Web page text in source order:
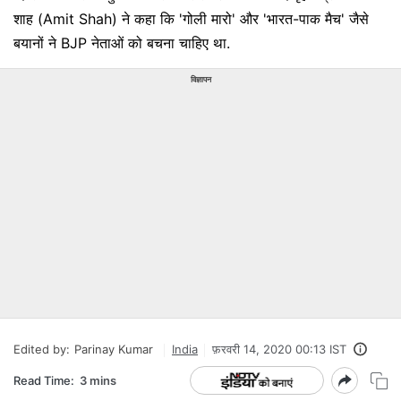
शाह (Amit Shah) ने कहा कि 'गोली मारो' और 'भारत-पाक मैच' जैसे
बयानों ने BJP नेताओं को बचना चाहिए था.
विज्ञापन
Edited by: Parinay Kumar India फ़रवरी 14, 2020 00:13 IST
Read Time: 3 mins